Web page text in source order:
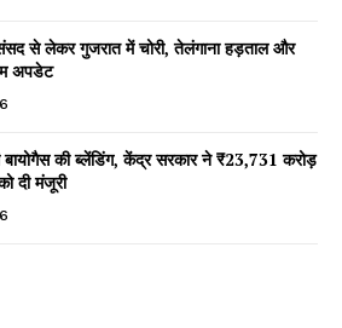
News on AIN
1 App
से लेकर गुजरात में चोरी, तेलंगाना हड़ताल और
अपडेट
की ब्लेंडिंग, केंद्र सरकार ने ₹23,731 करोड़
दी मंजूरी